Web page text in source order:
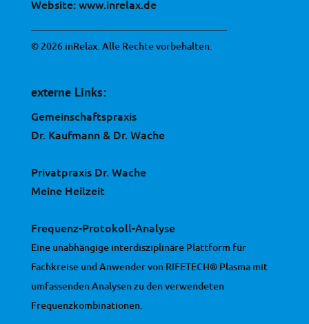
Website:www.inrelax.de
© 2026 inRelax. Alle Rechte vorbehalten.
externe Links:
Gemeinschaftspraxis
Dr. Kaufmann & Dr. Wache
Privatpraxis Dr. Wache
Meine Heilzeit
Frequenz-Protokoll-Analyse
Eine unabhängige interdisziplinäre Plattform für
Fachkreise und Anwender von RIFETECH® Plasma mit
umfassenden Analysen zu den verwendeten
Frequenzkombinationen.